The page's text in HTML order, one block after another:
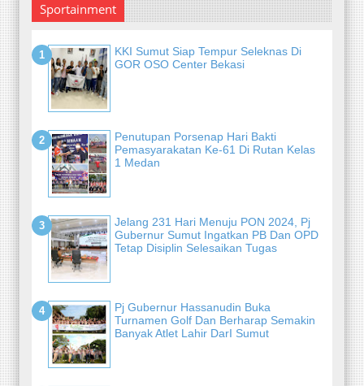
Sportainment
KKI Sumut Siap Tempur Seleknas Di
GOR OSO Center Bekasi
Penutupan Porsenap Hari Bakti
Pemasyarakatan Ke-61 Di Rutan Kelas
1 Medan
Jelang 231 Hari Menuju PON 2024, Pj
Gubernur Sumut Ingatkan PB Dan OPD
Tetap Disiplin Selesaikan Tugas
Pj Gubernur Hassanudin Buka
Turnamen Golf Dan Berharap Semakin
Banyak Atlet Lahir DarI Sumut